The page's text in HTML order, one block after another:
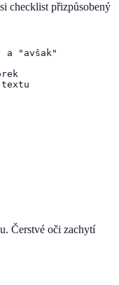
checklist přizpůsobený
"avšak"
Čerstvé oči zachytí